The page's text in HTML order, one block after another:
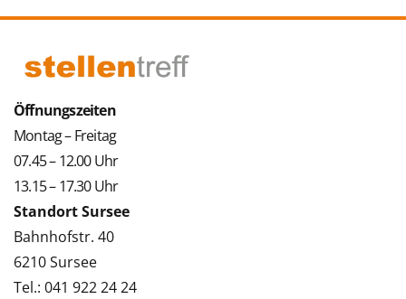
Öffnungszeiten
Montag – Freitag
07.45 – 12.00 Uhr
13.15 – 17.30 Uhr
Standort Sursee
Bahnhofstr. 40
6210 Sursee
Tel.: 041 922 24 24